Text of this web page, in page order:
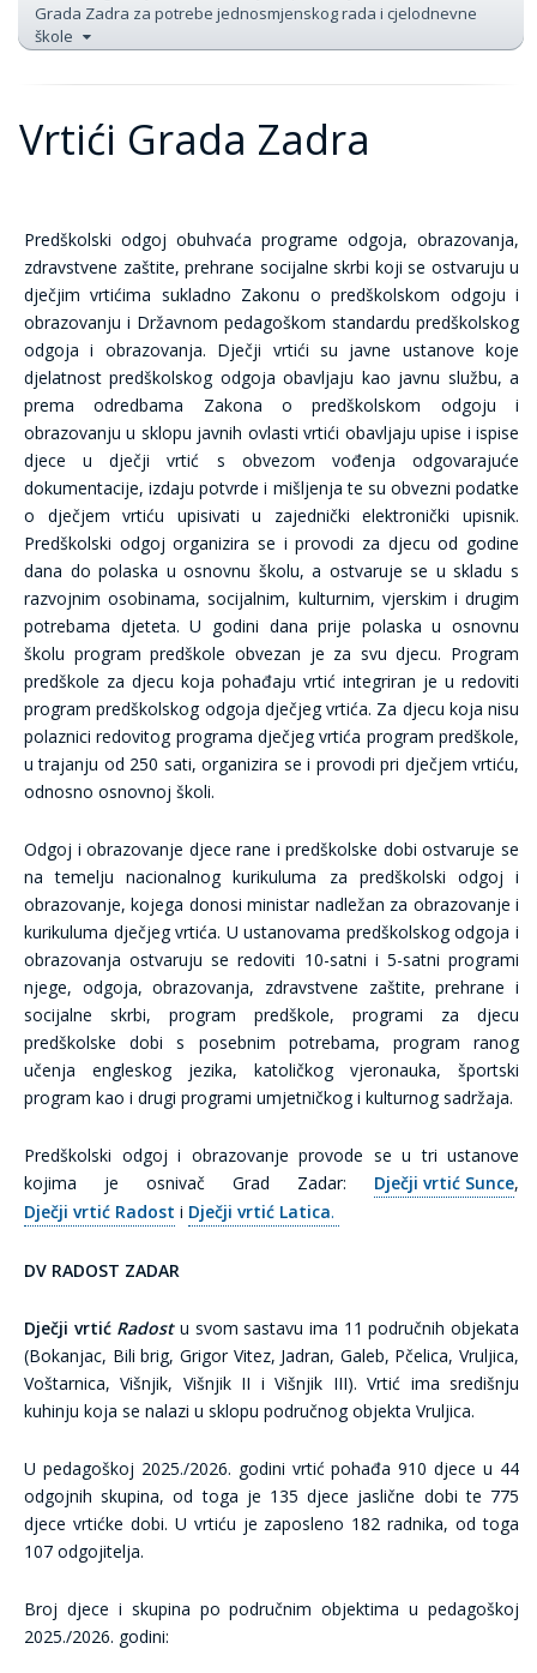
Grada Zadra za potrebe jednosmjenskog rada i cjelodnevne
škole
Vrtići Grada Zadra
Predškolski odgoj obuhvaća programe odgoja, obrazovanja,
zdravstvene zaštite, prehrane socijalne skrbi koji se ostvaruju u
dječjim vrtićima sukladno Zakonu o predškolskom odgoju i
obrazovanju i Državnom pedagoškom standardu predškolskog
odgoja i obrazovanja. Dječji vrtići su javne ustanove koje
djelatnost predškolskog odgoja obavljaju kao javnu službu, a
prema odredbama Zakona o predškolskom odgoju i
obrazovanju u sklopu javnih ovlasti vrtići obavljaju upise i ispise
djece u dječji vrtić s obvezom vođenja odgovarajuće
dokumentacije, izdaju potvrde i mišljenja te su obvezni podatke
o dječjem vrtiću upisivati u zajednički elektronički upisnik.
Predškolski odgoj organizira se i provodi za djecu od godine
dana do polaska u osnovnu školu, a ostvaruje se u skladu s
razvojnim osobinama, socijalnim, kulturnim, vjerskim i drugim
potrebama djeteta. U godini dana prije polaska u osnovnu
školu program predškole obvezan je za svu djecu. Program
predškole za djecu koja pohađaju vrtić integriran je u redoviti
program predškolskog odgoja dječjeg vrtića. Za djecu koja nisu
polaznici redovitog programa dječjeg vrtića program predškole,
u trajanju od 250 sati, organizira se i provodi pri dječjem vrtiću,
odnosno osnovnoj školi.
Odgoj i obrazovanje djece rane i predškolske dobi ostvaruje se
na temelju nacionalnog kurikuluma za predškolski odgoj i
obrazovanje, kojega donosi ministar nadležan za obrazovanje i
kurikuluma dječjeg vrtića. U ustanovama predškolskog odgoja i
obrazovanja ostvaruju se redoviti 10-satni i 5-satni programi
njege, odgoja, obrazovanja, zdravstvene zaštite, prehrane i
socijalne skrbi, program predškole, programi za djecu
predškolske dobi s posebnim potrebama, program ranog
učenja engleskog jezika, katoličkog vjeronauka, športski
program kao i drugi programi umjetničkog i kulturnog sadržaja.
Predškolski odgoj i obrazovanje provode se u tri ustanove
kojima je osnivač Grad Zadar: Dječji vrtić Sunce,
Dječji vrtić Radost i Dječji vrtić Latica.
DV RADOST ZADAR
Dječji vrtić Radost u svom sastavu ima 11 područnih objekata
(Bokanjac, Bili brig, Grigor Vitez, Jadran, Galeb, Pčelica, Vruljica,
Voštarnica, Višnjik, Višnjik II i Višnjik III). Vrtić ima središnju
kuhinju koja se nalazi u sklopu područnog objekta Vruljica.
U pedagoškoj 2025./2026. godini vrtić pohađa 910 djece u 44
odgojnih skupina, od toga je 135 djece jaslične dobi te 775
djece vrtićke dobi. U vrtiću je zaposleno 182 radnika, od toga
107 odgojitelja.
Broj djece i skupina po područnim objektima u pedagoškoj
2025./2026. godini: